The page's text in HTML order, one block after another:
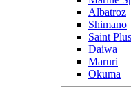
Albatroz
Shimano
Saint Plus
Daiwa
Maruri
Okuma